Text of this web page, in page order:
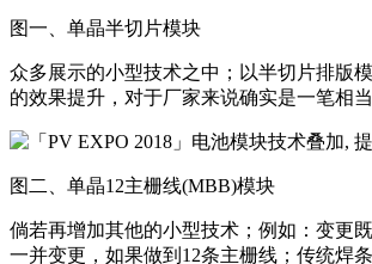
图一、单晶半切片模块
众多展示的小型技术之中；以半切片排版
的效果提升，对于厂家来说确实是一笔相
图二、单晶12主栅线(MBB)模块
倘若再增加其他的小型技术；例如：变更
一并变更，如果做到12条主栅线；传统焊